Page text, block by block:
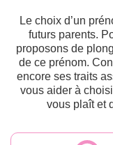
Le choix d’un
futurs parents.
proposons de
de ce prénom.
encore ses traits
vous aider à
vous plaît et